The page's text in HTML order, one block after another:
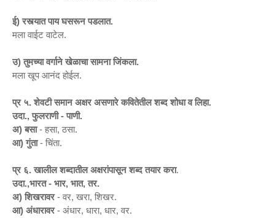
ई) रस्त्यात पाय घसरून पडलात.
मला वाईट वाटेल.
उ) तुमच्या वर्गाने खेळाचा सामना जिंकला.
मला खूप आनंद होईल.
प्र ५. शेवटी समान अक्षर असणारे कवितेतील शब्द शोधा व लिहा.
उदा., फुलराणी - पाणी.
अ) बसा- हसा, ठसा.
आ) गुंता- चिंता.
प्र ६. खालील शब्दातील अक्षरांपासून शब्द तयार करा.
उदा.,भारत - भार, भात, तर.
अ) शिखरावर- वर, खरा, शिखर.
आ) अंधारावर- अंधार, धारा, धार, वर.